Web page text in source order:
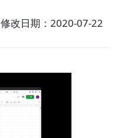
修改日期：2020-07-22